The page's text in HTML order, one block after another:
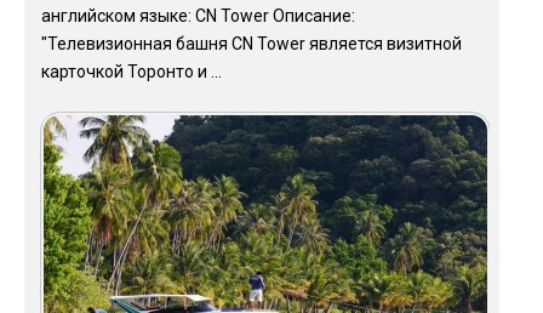
английском языке: CN Tower Описание:
"Телевизионная башня CN Tower является визитной
карточкой Торонто и ...